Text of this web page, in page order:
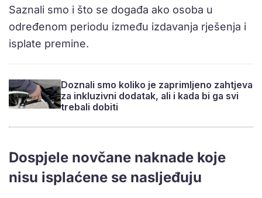
Saznali smo i što se događa ako osoba u
određenom periodu između izdavanja rješenja i
isplate premine.
Doznali smo koliko je zaprimljeno zahtjeva
za inkluzivni dodatak, ali i kada bi ga svi
trebali dobiti
Dospjele novčane naknade koje
nisu isplaćene se nasljeđuju